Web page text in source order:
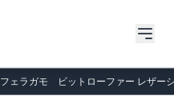
フェラガモ ビットローファー レザー